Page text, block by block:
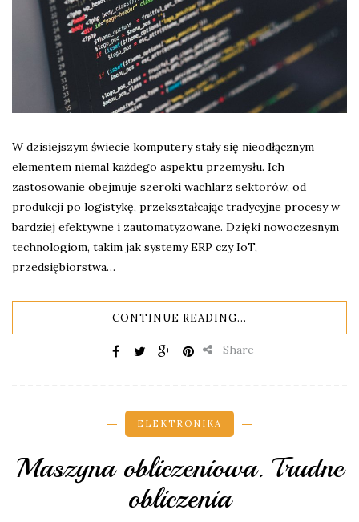
W dzisiejszym świecie komputery stały się nieodłącznym
elementem niemal każdego aspektu przemysłu. Ich
zastosowanie obejmuje szeroki wachlarz sektorów, od
produkcji po logistykę, przekształcając tradycyjne procesy w
bardziej efektywne i zautomatyzowane. Dzięki nowoczesnym
technologiom, takim jak systemy ERP czy IoT,
przedsiębiorstwa…
CONTINUE READING...
Share
ELEKTRONIKA
Maszyna obliczeniowa. Trudne
obliczenia